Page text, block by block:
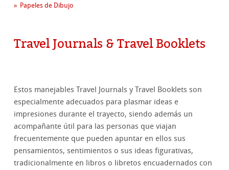
Papeles de Dibujo
Travel Journals & Travel Booklets
Estos manejables Travel Journals y Travel Booklets son
especialmente adecuados para plasmar ideas e
impresiones durante el trayecto, siendo además un
acompañante útil para las personas que viajan
frecuentemente que pueden apuntar en ellos sus
pensamientos, sentimientos o sus ideas figurativas,
tradicionalmente en libros o libretos encuadernados con